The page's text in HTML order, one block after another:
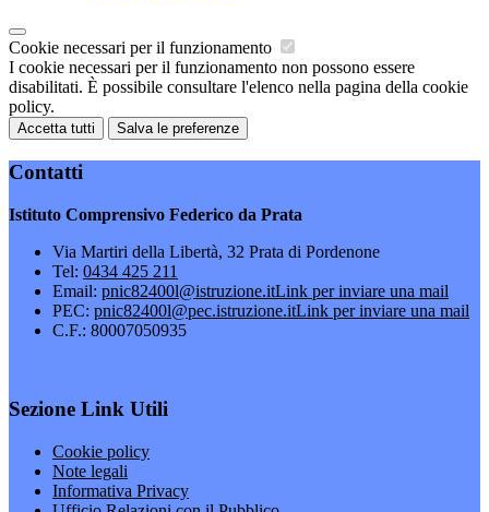
Cookie necessari per il funzionamento
I cookie necessari per il funzionamento non possono essere
disabilitati. È possibile consultare l'elenco nella pagina della cookie
policy.
Accetta tutti Salva le preferenze
Contatti
Istituto Comprensivo Federico da Prata
Via Martiri della Libertà, 32 Prata di Pordenone
Tel: 0434 425 211
Email: pnic82400l@istruzione.itLink per inviare una mail
PEC: pnic82400l@pec.istruzione.itLink per inviare una mail
C.F.: 80007050935
Sezione Link Utili
Cookie policy
Note legali
Informativa Privacy